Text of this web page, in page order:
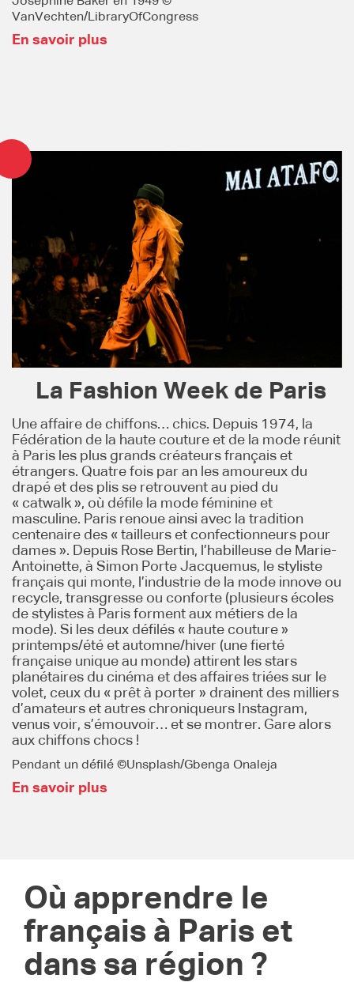
VanVechten/LibraryOfCongress
En savoir plus
La Fashion Week de Paris
Une affaire de chiffons… chics. Depuis 1974, la
Fédération de la haute couture et de la mode réunit
à Paris les plus grands créateurs français et
étrangers. Quatre fois par an les amoureux du
drapé et des plis se retrouvent au pied du
« catwalk », où défile la mode féminine et
masculine. Paris renoue ainsi avec la tradition
centenaire des « tailleurs et confectionneurs pour
dames ». Depuis Rose Bertin, l’habilleuse de Marie-
Antoinette, à Simon Porte Jacquemus, le styliste
français qui monte, l’industrie de la mode innove ou
recycle, transgresse ou conforte (plusieurs écoles
de stylistes à Paris forment aux métiers de la
mode). Si les deux défilés « haute couture »
printemps/été et automne/hiver (une fierté
française unique au monde) attirent les stars
planétaires du cinéma et des affaires triées sur le
volet, ceux du « prêt à porter » drainent des milliers
d’amateurs et autres chroniqueurs Instagram,
venus voir, s’émouvoir… et se montrer. Gare alors
aux chiffons chocs !
Pendant un défilé ©Unsplash/Gbenga Onaleja
En savoir plus
Où apprendre le
français à Paris et
dans sa région ?